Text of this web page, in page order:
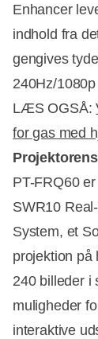
Enhancer
indhold fra
gengives
240Hz/
LÆS OGSÅ:
for gas med
PT-FRQ60
SWR10
System, et
projektion
240 billeder i
muligheder
interaktive